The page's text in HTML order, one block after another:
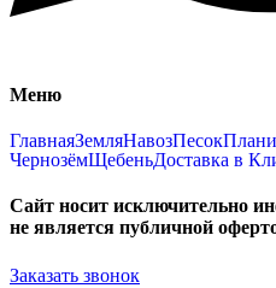
Меню
ГлавнаяЗемляНавозПесок
ЧернозёмЩебеньДоставка в
Сайт носит исключительно
не является публичной
Заказать звонок